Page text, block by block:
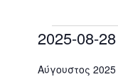
2025-08-28
date.
Αύγουστος 2025